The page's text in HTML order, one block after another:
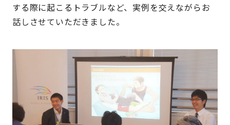
する際に起こるトラブルなど、実例を交えながらお
話しさせていただきました。